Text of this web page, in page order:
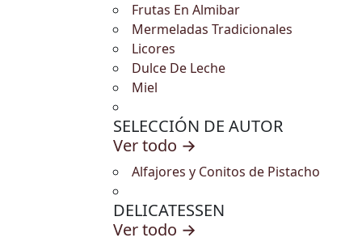
Frutas En Almibar
Mermeladas Tradicionales
Licores
Dulce De Leche
Miel
SELECCIÓN DE AUTOR
Ver todo →
Alfajores y Conitos de Pistacho
DELICATESSEN
Ver todo →